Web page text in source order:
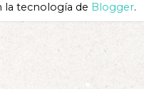
la tecnología de Blogger.